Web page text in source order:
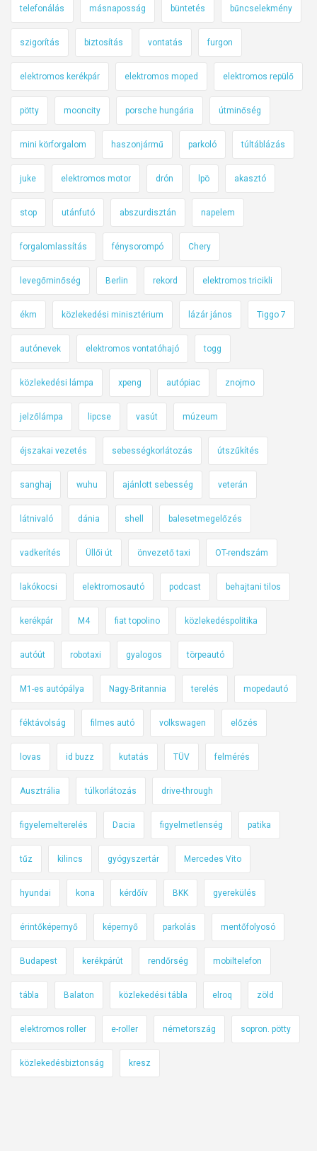
telefonálás másnaposság büntetés bűncselekmény
szigorítás biztosítás vontatás furgon
elektromos kerékpár elektromos moped elektromos repülő
pötty mooncity porsche hungária útminőség
mini körforgalom haszonjármű parkoló túltáblázás
juke elektromos motor drón lpö akasztó
stop utánfutó abszurdisztán napelem
forgalomlassítás fénysorompó Chery
levegőminőség Berlin rekord elektromos tricikli
ékm közlekedési minisztérium lázár jános Tiggo 7
autónevek elektromos vontatóhajó togg
közlekedési lámpa xpeng autópiac znojmo
jelzőlámpa lipcse vasút múzeum
éjszakai vezetés sebességkorlátozás útszűkítés
sanghaj wuhu ajánlott sebesség veterán
látnivaló dánia shell balesetmegelőzés
vadkerítés Üllői út önvezető taxi OT-rendszám
lakókocsi elektromosautó podcast behajtani tilos
kerékpár M4 fiat topolino közlekedéspolitika
autóút robotaxi gyalogos törpeautó
M1-es autópálya Nagy-Britannia terelés mopedautó
féktávolság filmes autó volkswagen előzés
lovas id buzz kutatás TÜV felmérés
Ausztrália túlkorlátozás drive-through
figyelemelterelés Dacia figyelmetlenség patika
tűz kilincs gyógyszertár Mercedes Vito
hyundai kona kérdőív BKK gyerekülés
érintőképernyő képernyő parkolás mentőfolyosó
Budapest kerékpárút rendőrség mobiltelefon
tábla Balaton közlekedési tábla elroq zöld
elektromos roller e-roller németország sopron. pötty
közlekedésbiztonság kresz